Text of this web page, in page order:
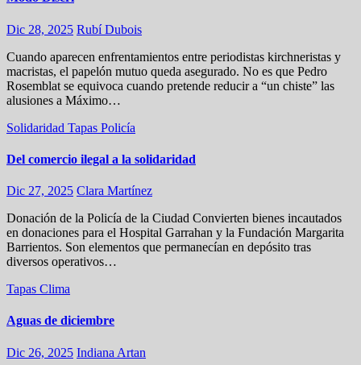
Dic 28, 2025 Rubí Dubois
Cuando aparecen enfrentamientos entre periodistas kirchneristas y
macristas, el papelón mutuo queda asegurado. No es que Pedro
Rosemblat se equivoca cuando pretende reducir a “un chiste” las
alusiones a Máximo…
Solidaridad Tapas Policía
Del comercio ilegal a la solidaridad
Dic 27, 2025 Clara Martínez
Donación de la Policía de la Ciudad Convierten bienes incautados
en donaciones para el Hospital Garrahan y la Fundación Margarita
Barrientos. Son elementos que permanecían en depósito tras
diversos operativos…
Tapas Clima
Aguas de diciembre
Dic 26, 2025 Indiana Artan